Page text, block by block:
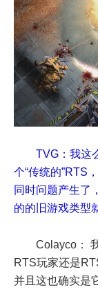
TVG：我这
个“传统的”RTS
同时问题产生了
的的旧游戏类型
Colayco：
RTS玩家还是
并且这也确实是